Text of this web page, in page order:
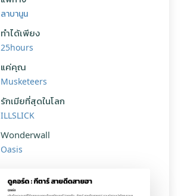
ลาบานูน
ทำได้เพียง
25hours
แค่คุณ
Musketeers
รักเมียที่สุดในโลก
ILLSLICK
Wonderwall
Oasis